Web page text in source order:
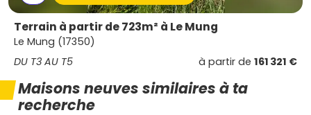
Terrain à partir de 723m² à Le Mung
Le Mung (17350)
DU T3 AU T5
à partir de 161 321 €
Maisons neuves similaires à ta
recherche